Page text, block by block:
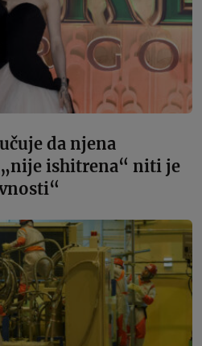
da njena
„nije ishitrena“ niti je